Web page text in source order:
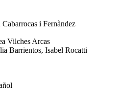
i Fernàndez
Vilches Arcas
Barrientos, Isabel Rocatti